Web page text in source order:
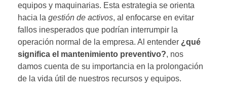
equipos y maquinarias. Esta estrategia se orienta
hacia la gestión de activos, al enfocarse en evitar
fallos inesperados que podrían interrumpir la
operación normal de la empresa. Al entender ¿qué
significa el mantenimiento preventivo?, nos
damos cuenta de su importancia en la prolongación
de la vida útil de nuestros recursos y equipos.